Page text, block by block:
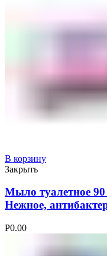
В корзину
Закрыть
Мыло туалетное
Нежное,
Р0.00